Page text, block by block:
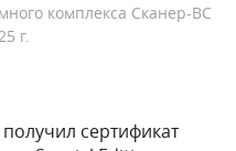
комплекса Сканер-ВС
г.
сертификат